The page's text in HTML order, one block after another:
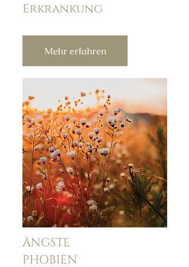
Erkrankung
Mehr erfahren
ÄNGSTE
PHOBIEN